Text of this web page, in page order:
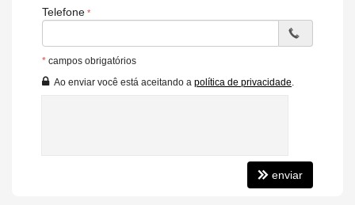
deste conquista!
**Valores e disponibilidade sujeitos à alteração, consulte uma de
nossas corretoras**
Telefone
* campos obrigatórios
Ao enviar você está aceitando a política de privacidade
enviar